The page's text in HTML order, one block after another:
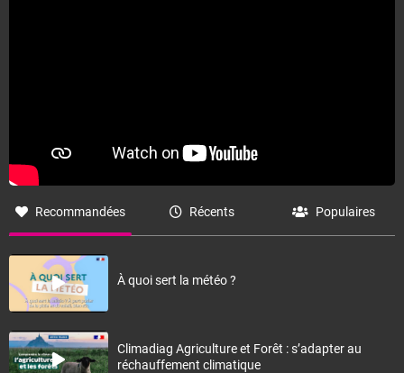
Recommandées Récents Populaires
À quoi sert la météo ?
Climadiag Agriculture et Forêt : s’adapter au
réchauffement climatique